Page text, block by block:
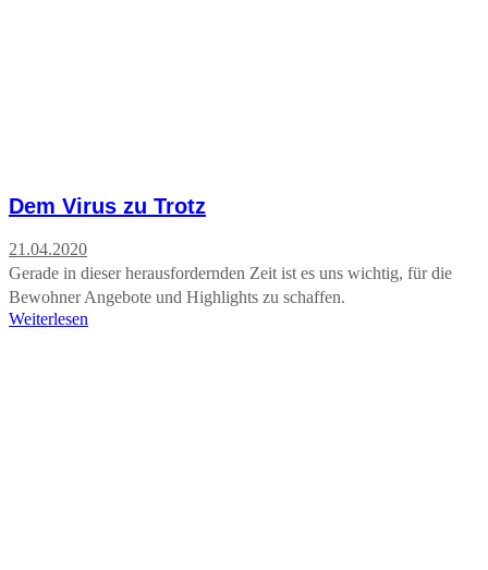
Dem Virus zu Trotz
21.04.2020
Gerade in dieser herausfordernden Zeit ist es uns wichtig, für die
Bewohner Angebote und Highlights zu schaffen.
Weiterlesen